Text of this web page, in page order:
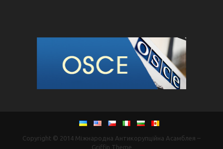
Copyright © 2014 Міжнародна Антикорупційна Асамблея –
Griffin Theme